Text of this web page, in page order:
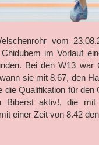
vom
im Vorlauf
Bei den W13
sie mit 8.67, den
Qualifikation für
aktiv!, die mit
einer Zeit von 8.42